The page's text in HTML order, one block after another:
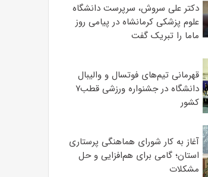
دکتر علی سروش، سرپرست دانشگاه
علوم پزشکی کرمانشاه در پیامی روز
ماما را تبریک گفت
قهرمانی تیم‌های فوتسال و والیبال
دانشگاه در جشنواره ورزشی قطب۷
کشور
آغاز به کار شورای هماهنگی پرستاری
استان؛ گامی برای هم‌افزایی و حل
مشکلات